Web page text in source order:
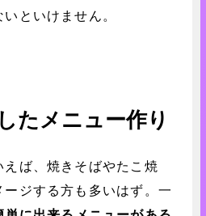
といけません。
たメニュー作り
えば、焼きそばやたこ焼
ジする方も多いはず。一